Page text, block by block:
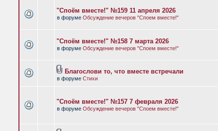
"Споём вместе!" №159 11 апреля 2026
в форуме Обсуждение вечеров "Споем вместе!"
"Споём вместе!" №158 7 марта 2026
в форуме Обсуждение вечеров "Споем вместе!"
Благослови то, что вместе встречали
в форуме Стихи
"Споём вместе!" №157 7 февраля 2026
в форуме Обсуждение вечеров "Споем вместе!"